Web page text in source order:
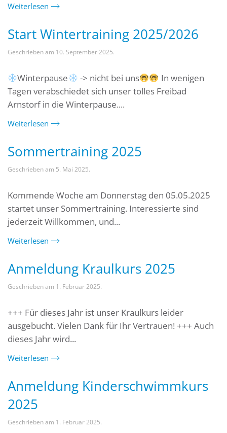
Weiterlesen
Start Wintertraining 2025/2026
Geschrieben am 10. September 2025.
Winterpause -> nicht bei uns
In wenigen
Tagen verabschiedet sich unser tolles Freibad
Arnstorf in die Winterpause....
Weiterlesen
Sommertraining 2025
Geschrieben am 5. Mai 2025.
Kommende Woche am Donnerstag den 05.05.2025
startet unser Sommertraining. Interessierte sind
jederzeit Willkommen, und...
Weiterlesen
Anmeldung Kraulkurs 2025
Geschrieben am 1. Februar 2025.
+++ Für dieses Jahr ist unser Kraulkurs leider
ausgebucht. Vielen Dank für Ihr Vertrauen! +++ Auch
dieses Jahr wird...
Weiterlesen
Anmeldung Kinderschwimmkurs
2025
Geschrieben am 1. Februar 2025.